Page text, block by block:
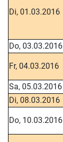
Di, 01.03.2016
Do, 03.03.2016
Fr, 04.03.2016
Sa, 05.03.2016
Di, 08.03.2016
Do, 10.03.2016